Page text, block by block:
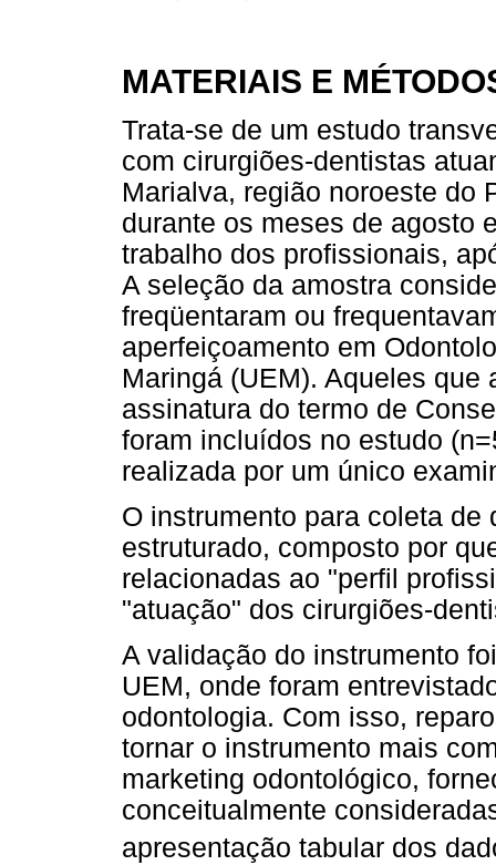
MATERIAIS E
Trata-se de um estudo
com cirurgiões-dentistas
Marialva, região noroeste do
durante os meses de agosto
trabalho dos profissionais,
A seleção da amostra
freqüentaram ou
aperfeiçoamento em
Maringá (UEM). Aqueles
assinatura do termo de
foram incluídos no estudo
realizada por um único
O instrumento para coleta
estruturado, composto por
relacionadas ao "perfil
"atuação" dos cirurgiões-
A validação do instrumento
UEM, onde foram
odontologia. Com isso,
tornar o instrumento mais
marketing odontológico,
conceitualmente
apresentação tabular dos